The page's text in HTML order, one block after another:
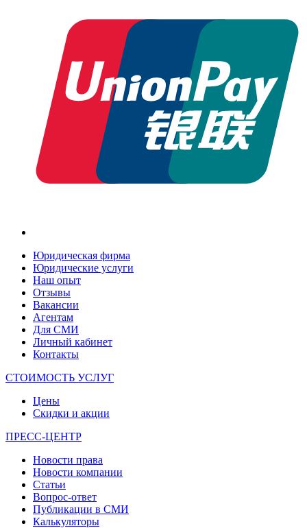
Юридическая фирма
Юридические услуги
Наш опыт
Отзывы
Вакансии
Агентам
Для СМИ
Личный кабинет
Контакты
СТОИМОСТЬ УСЛУГ
Цены
Скидки и акции
ПРЕСС-ЦЕНТР
Новости права
Новости компании
Статьи
Вопрос-ответ
Публикации в СМИ
Калькуляторы